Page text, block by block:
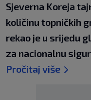
Sjeverna Koreja
količinu topničkih
rekao je u srijedu
za nacionalnu
Pročitaj više